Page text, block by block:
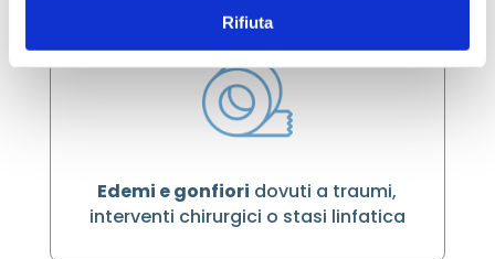
Rifiuta
Edemi e gonfiori dovuti a traumi,
interventi chirurgici o stasi linfatica